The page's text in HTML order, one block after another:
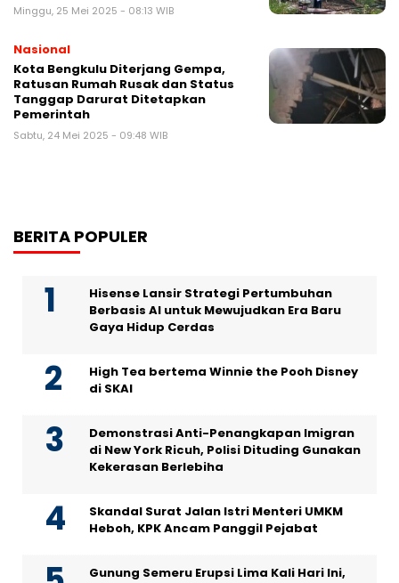
Minggu, 25 Mei 2025 - 08:13 WIB
Nasional
Kota Bengkulu Diterjang Gempa,
Ratusan Rumah Rusak dan Status
Tanggap Darurat Ditetapkan
Pemerintah
Sabtu, 24 Mei 2025 - 09:48 WIB
BERITA POPULER
Hisense Lansir Strategi Pertumbuhan
Berbasis AI untuk Mewujudkan Era Baru
Gaya Hidup Cerdas
High Tea bertema Winnie the Pooh Disney
di SKAI
Demonstrasi Anti-Penangkapan Imigran
di New York Ricuh, Polisi Dituding Gunakan
Kekerasan Berlebiha
Skandal Surat Jalan Istri Menteri UMKM
Heboh, KPK Ancam Panggil Pejabat
Gunung Semeru Erupsi Lima Kali Hari Ini,